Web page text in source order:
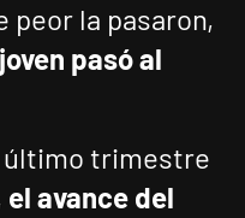
peor la pasaron,
pasó al
último trimestre
el avance del